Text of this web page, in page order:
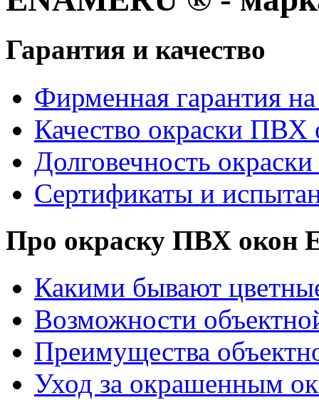
Гарантия и качество
Фирменная гарантия
Качество окраски ПВХ
Долговечность
Сертификаты и
Про окраску ПВХ окон
Какими бывают
Возможности
Преимущества
Уход за окрашенным